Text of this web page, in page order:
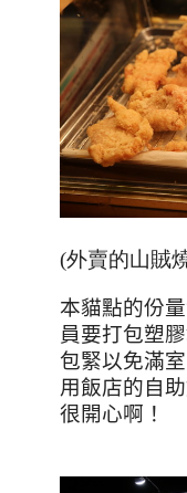
(外賣的山賊
本貓點的份
員要打包塑
包緊以免滿
用飯店的自
很開心啊！